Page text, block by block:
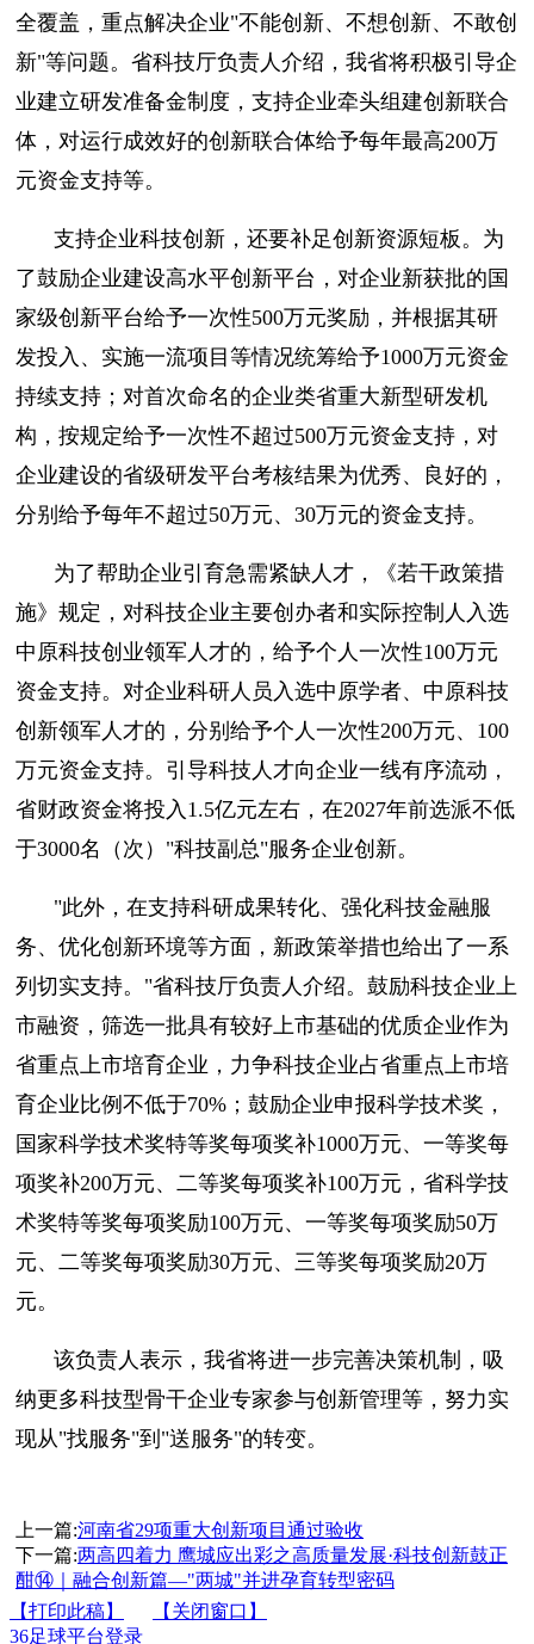
全覆盖，重点解决企业"不能创新、不想创新、不敢创
新"等问题。省科技厅负责人介绍，我省将积极引导企
业建立研发准备金制度，支持企业牵头组建创新联合
体，对运行成效好的创新联合体给予每年最高200万
元资金支持等。
支持企业科技创新，还要补足创新资源短板。为
了鼓励企业建设高水平创新平台，对企业新获批的国
家级创新平台给予一次性500万元奖励，并根据其研
发投入、实施一流项目等情况统筹给予1000万元资金
持续支持；对首次命名的企业类省重大新型研发机
构，按规定给予一次性不超过500万元资金支持，对
企业建设的省级研发平台考核结果为优秀、良好的，
分别给予每年不超过50万元、30万元的资金支持。
为了帮助企业引育急需紧缺人才，《若干政策措
施》规定，对科技企业主要创办者和实际控制人入选
中原科技创业领军人才的，给予个人一次性100万元
资金支持。对企业科研人员入选中原学者、中原科技
创新领军人才的，分别给予个人一次性200万元、100
万元资金支持。引导科技人才向企业一线有序流动，
省财政资金将投入1.5亿元左右，在2027年前选派不低
于3000名（次）"科技副总"服务企业创新。
"此外，在支持科研成果转化、强化科技金融服
务、优化创新环境等方面，新政策举措也给出了一系
列切实支持。"省科技厅负责人介绍。鼓励科技企业上
市融资，筛选一批具有较好上市基础的优质企业作为
省重点上市培育企业，力争科技企业占省重点上市培
育企业比例不低于70%；鼓励企业申报科学技术奖，
国家科学技术奖特等奖每项奖补1000万元、一等奖每
项奖补200万元、二等奖每项奖补100万元，省科学技
术奖特等奖每项奖励100万元、一等奖每项奖励50万
元、二等奖每项奖励30万元、三等奖每项奖励20万
元。
该负责人表示，我省将进一步完善决策机制，吸
纳更多科技型骨干企业专家参与创新管理等，努力实
现从"找服务"到"送服务"的转变。
上一篇:河南省29项重大创新项目通过验收
下一篇:两高四着力 鹰城应出彩之高质量发展·科技创新鼓正
酣⑭｜融合创新篇—"两城"并进孕育转型密码
【打印此稿】
【关闭窗口】
36足球平台登录